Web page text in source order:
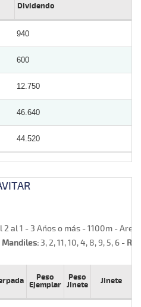
Dividendo
940
600
12.750
46.640
44.520
2 al 1 - 3 Años o más - 1100m -
Mandiles:3, 2, 11, 10, 4, 8, 9, 5, 6 -
Peso
Ejemplar
Peso
Jinete
Jinete